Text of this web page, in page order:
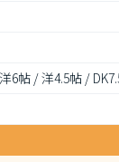
6帖 / 洋4.5帖 /